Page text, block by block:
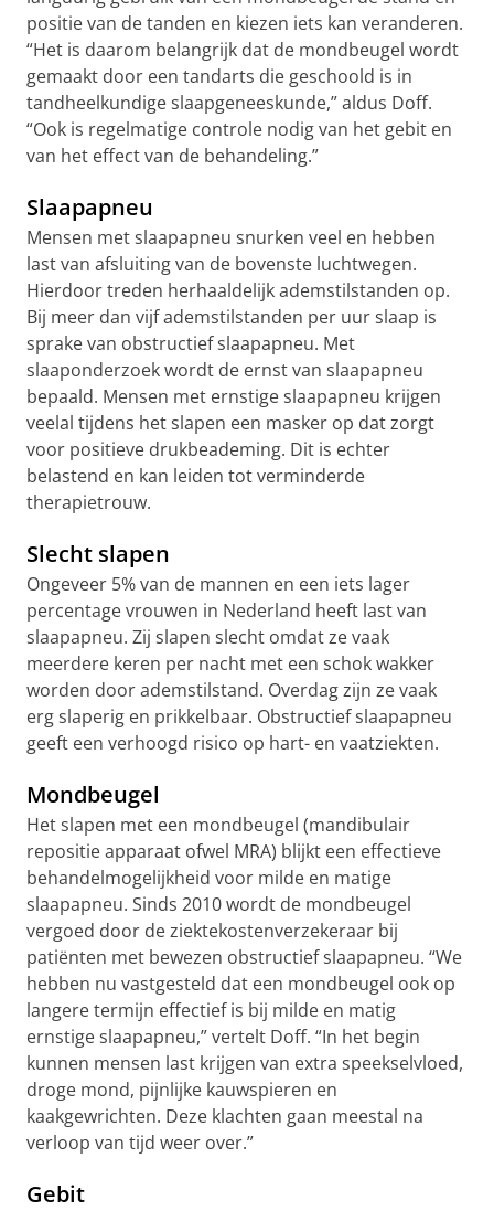
positie van de tanden en kiezen iets kan veranderen.
“Het is daarom belangrijk dat de mondbeugel wordt
gemaakt door een tandarts die geschoold is in
tandheelkundige slaapgeneeskunde,” aldus Doff.
“Ook is regelmatige controle nodig van het gebit en
van het effect van de behandeling.”
Slaapapneu
Mensen met slaapapneu snurken veel en hebben
last van afsluiting van de bovenste luchtwegen.
Hierdoor treden herhaaldelijk ademstilstanden op.
Bij meer dan vijf ademstilstanden per uur slaap is
sprake van obstructief slaapapneu. Met
slaaponderzoek wordt de ernst van slaapapneu
bepaald. Mensen met ernstige slaapapneu krijgen
veelal tijdens het slapen een masker op dat zorgt
voor positieve drukbeademing. Dit is echter
belastend en kan leiden tot verminderde
therapietrouw.
Slecht slapen
Ongeveer 5% van de mannen en een iets lager
percentage vrouwen in Nederland heeft last van
slaapapneu. Zij slapen slecht omdat ze vaak
meerdere keren per nacht met een schok wakker
worden door ademstilstand. Overdag zijn ze vaak
erg slaperig en prikkelbaar. Obstructief slaapapneu
geeft een verhoogd risico op hart- en vaatziekten.
Mondbeugel
Het slapen met een mondbeugel (mandibulair
repositie apparaat ofwel MRA) blijkt een effectieve
behandelmogelijkheid voor milde en matige
slaapapneu. Sinds 2010 wordt de mondbeugel
vergoed door de ziektekostenverzekeraar bij
patiënten met bewezen obstructief slaapapneu. “We
hebben nu vastgesteld dat een mondbeugel ook op
langere termijn effectief is bij milde en matig
ernstige slaapapneu,” vertelt Doff. “In het begin
kunnen mensen last krijgen van extra speekselvloed,
droge mond, pijnlijke kauwspieren en
kaakgewrichten. Deze klachten gaan meestal na
verloop van tijd weer over.”
Gebit